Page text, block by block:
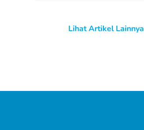
Lihat Artikel Lainnya